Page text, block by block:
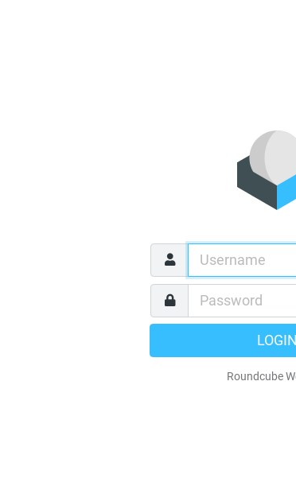
LOGIN
Roundcube